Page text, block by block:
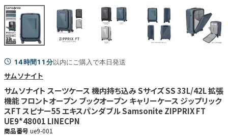
14時間11分以内にご購入で本日発送
サムソナイト
サムソナイト スーツケース 機内持ち込み Sサイズ SS 33L/42L 拡張
機能 フロントオープン ブックオープン キャリーケース ジップリック
スFT スピナー55 エキスパンダブル Samsonite ZIPPRIX FT
UE9*48001 LINECPN
商品番号 ue9-001